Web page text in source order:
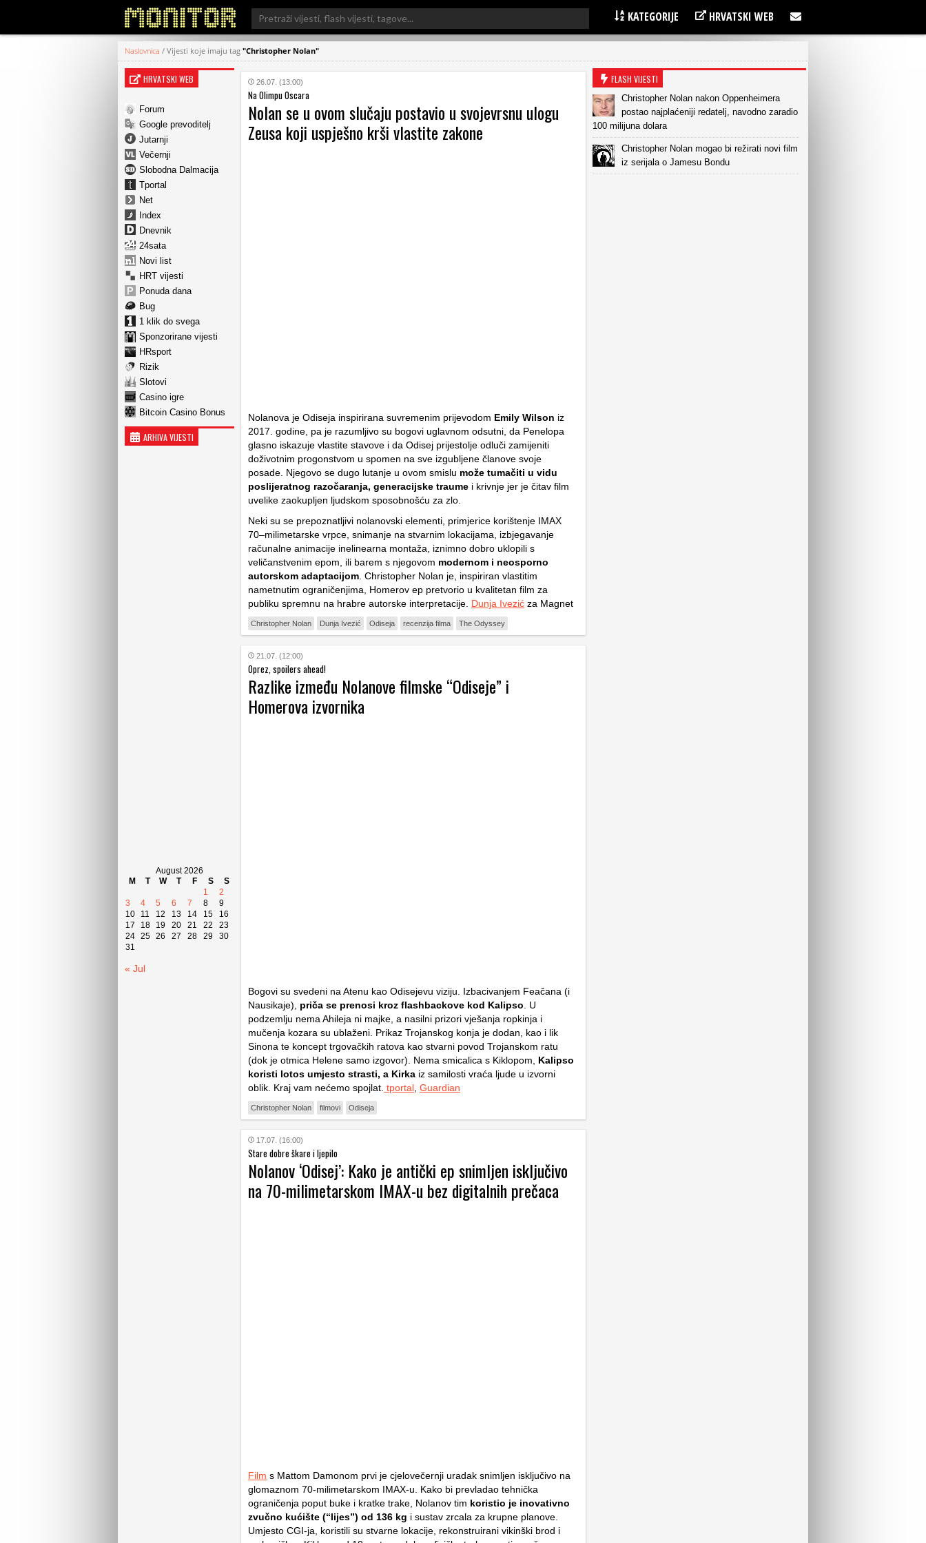
Search
for:
KATEGORIJE HRVATSKI WEB
Naslovnica / Vijesti koje imaju tag "Christopher Nolan"
HRVATSKI WEB
Forum
Google prevoditelj
Jutarnji
Večernji
Slobodna Dalmacija
Tportal
Net
Index
Dnevnik
24sata
Novi list
HRT vijesti
Ponuda dana
Bug
1 klik do svega
Sponzorirane vijesti
HRsport
Rizik
Slotovi
Casino igre
Bitcoin Casino Bonus
ARHIVA VIJESTI
August 2026
M
T W T F S
S
1
2
3
4 5 6 7 8
9
10
11 12 13 14 15
16
17
18 19 20 21 22
23
24 25 26 27 28 29
30
31
« Jul
26.07. (13:00)
Na Olimpu Oscara
Nolan se u ovom slučaju postavio u svojevrsnu ulogu
Zeusa koji uspješno krši vlastite zakone
Nolanova je Odiseja inspirirana suvremenim prijevodom Emily Wilson iz
2017. godine, pa je razumljivo su bogovi uglavnom odsutni, da Penelopa
glasno iskazuje vlastite stavove i da Odisej prijestolje odluči zamijeniti
doživotnim progonstvom u spomen na sve izgubljene članove svoje
posade. Njegovo se dugo lutanje u ovom smislu može tumačiti u vidu
poslijeratnog razočaranja, generacijske traume i krivnje jer je čitav film
uvelike zaokupljen ljudskom sposobnošću za zlo.
Neki su se prepoznatljivi nolanovski elementi, primjerice korištenje IMAX
70–milimetarske vrpce, snimanje na stvarnim lokacijama, izbjegavanje
računalne animacije inelinearna montaža, iznimno dobro uklopili s
veličanstvenim epom, ili barem s njegovom modernom i neosporno
autorskom adaptacijom . Christopher Nolan je, inspiriran vlastitim
nametnutim ograničenjima, Homerov ep pretvorio u kvalitetan film za
publiku spremnu na hrabre autorske interpretacije. Dunja Ivezić za Magnet
Christopher Nolan Dunja Ivezić Odiseja recenzija filma The Odyssey
21.07. (12:00)
Oprez, spoilers ahead!
Razlike između Nolanove filmske “Odiseje” i
Homerova izvornika
Bogovi su svedeni na Atenu kao Odisejevu viziju. Izbacivanjem Feačana (i
Nausikaje), priča se prenosi kroz flashbackove kod Kalipso . U
podzemlju nema Ahileja ni majke, a nasilni prizori vješanja ropkinja i
mučenja kozara su ublaženi. Prikaz Trojanskog konja je dodan, kao i lik
Sinona te koncept trgovačkih ratova kao stvarni povod Trojanskom ratu
(dok je otmica Helene samo izgovor). Nema smicalica s Kiklopom, Kalipso
koristi lotos umjesto strasti, a Kirka iz samilosti vraća ljude u izvorni
oblik. Kraj vam nećemo spojlat. tportal Guardian
Christopher Nolan filmovi Odiseja
17.07. (16:00)
Stare dobre škare i ljepilo
Nolanov ‘Odisej’: Kako je antički ep snimljen isključivo
na 70-milimetarskom IMAX-u bez digitalnih prečaca
Film s Mattom Damonom prvi je cjelovečernji uradak snimljen isključivo na
glomaznom 70-milimetarskom IMAX-u. Kako bi prevladao tehnička
ograničenja poput buke i kratke trake, Nolanov tim koristio je inovativno
zvučno kućište (“lijes”) od 136 kg i sustav zrcala za krupne planove.
Umjesto CGI-ja, koristili su stvarne lokacije, rekonstruirani vikinški brod i
FLASH VIJESTI
Christopher Nolan nakon Oppenheimera
postao najplaćeniji redatelj, navodno zaradio
100 milijuna dolara
Christopher Nolan mogao bi režirati novi film
iz serijala o Jamesu Bondu